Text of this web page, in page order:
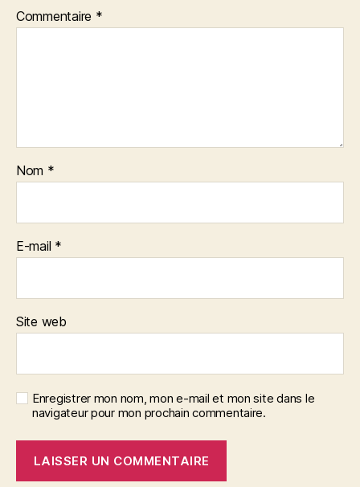
Commentaire *
Nom *
E-mail *
Site web
Enregistrer mon nom, mon e-mail et mon site dans le
navigateur pour mon prochain commentaire.